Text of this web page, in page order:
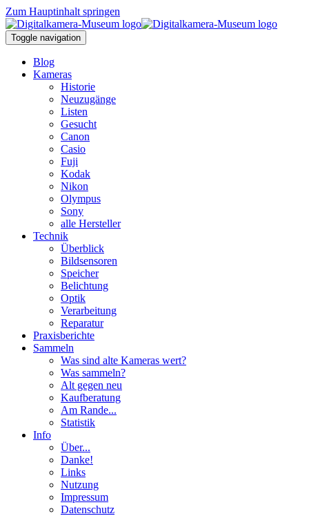
Zum Hauptinhalt springen
Toggle navigation
Blog
Kameras
Historie
Neuzugänge
Listen
Gesucht
Canon
Casio
Fuji
Kodak
Nikon
Olympus
Sony
alle Hersteller
Technik
Überblick
Bildsensoren
Speicher
Belichtung
Optik
Verarbeitung
Reparatur
Praxisberichte
Sammeln
Was sind alte Kameras wert?
Was sammeln?
Alt gegen neu
Kaufberatung
Am Rande...
Statistik
Info
Über...
Danke!
Links
Nutzung
Impressum
Datenschutz